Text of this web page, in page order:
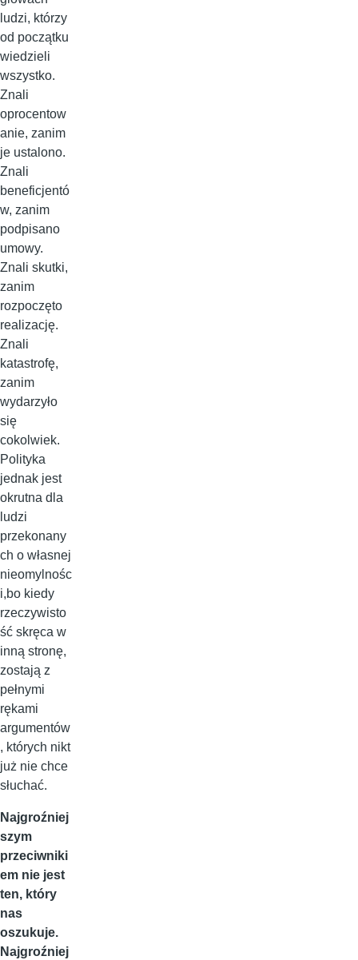
ludzi, którzy
od początku
wiedzieli
wszystko.
Znali
oprocentow
anie, zanim
je ustalono.
Znali
beneficjentó
w, zanim
podpisano
umowy.
Znali skutki,
zanim
rozpoczęto
realizację.
Znali
katastrofę,
zanim
wydarzyło
się
cokolwiek.
Polityka
jednak jest
okrutna dla
ludzi
przekonany
ch o własnej
nieomylnośc
i,bo kiedy
rzeczywisto
ść skręca w
inną stronę,
zostają z
pełnymi
rękami
argumentów
, których nikt
już nie chce
słuchać.
Najgroźniej
szym
przeciwniki
em nie jest
ten, który
nas
oszukuje.
Najgroźniej